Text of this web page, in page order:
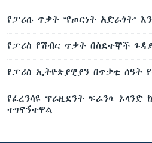
የፓሪሱ ጥቃት “የጦርነት አድራጎት”
የፓሪስ የሽብር ጥቃት በስደተኞች
የፓሪስ ኢትዮጵያዊያን በጥቃቱ ሰዓት
የፈረንሳዩ ፕሬዚደንት ፍራንሷ ኦላንድ
ተገናኝተዋል